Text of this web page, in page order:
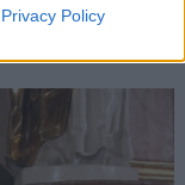
Privacy Policy
niezgodna z